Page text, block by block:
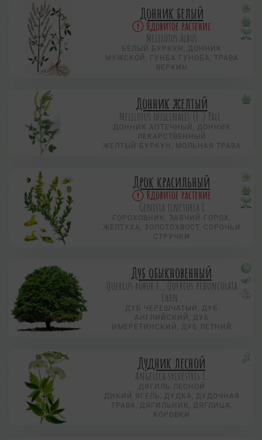
Донник белый
Ядовитое растение
Melilotus albus
БЕЛЫЙ БУРКУН, ДОННИК
МУЖСКОЙ, ГУНБА ГУНОБА, ТРАВА
ВЕРКИН
Донник желтый
Melilotus officinalis (L.) Pall.
ДОННИК АПТЕЧНЫЙ, ДОННИК
ЛЕКАРСТВЕННЫЙ
ЖЕЛТЫЙ БУРКУН, МОЛЬНАЯ ТРАВА
Дрок красильный
Ядовитое растение
Genista tinctoria L
ГОРОХОВНИК, ЗАЯЧИЙ ГОРОХ,
ЖЕЛТУХА, ЗОЛОТОХВОСТ, СОРОЧЬИ
СТРУЧКИ
Дуб обыкновенный
Quercus robur L., Quercus pedunculata
Ehrn.
ДУБ ЧЕРЕШЧАТЫЙ, ДУБ
АНГЛИЙСКИЙ, ДУБ
ИМЕРЕТИНСКИЙ, ДУБ ЛЕТНИЙ
Дудник лесной
Angelica sylvestris L.
ДЯГИЛЬ ЛЕСНОЙ
ДИКИЙ ЯГЕЛЬ, ДУДКА, ДУДОЧНАЯ
ТРАВА, ДЯГИЛЬНИК, ДЯГЛИЦА,
КОРОВКИ